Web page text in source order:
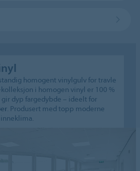
homogent vinylgulv for travle
kolleksjon i homogen vinyl er 100 %
dyp fargedybde – ideelt for
. Produsert med topp moderne